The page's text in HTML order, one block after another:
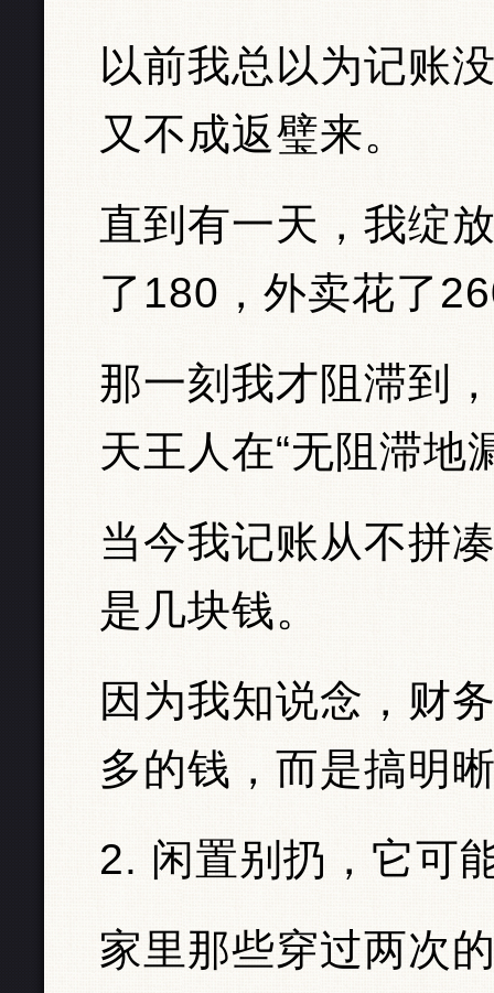
以前我总以为记账
又不成返璧来。
直到有一天，我绽
了180，外卖花了
那一刻我才阻滞到
天王人在“无阻滞地
当今我记账从不拼
是几块钱。
因为我知说念，财
多的钱，而是搞明
2. 闲置别扔，它可
家里那些穿过两次